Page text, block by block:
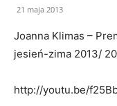
21 maja 2013
Joanna Klimas –
jesień-zima 2013/
http://youtu.be/